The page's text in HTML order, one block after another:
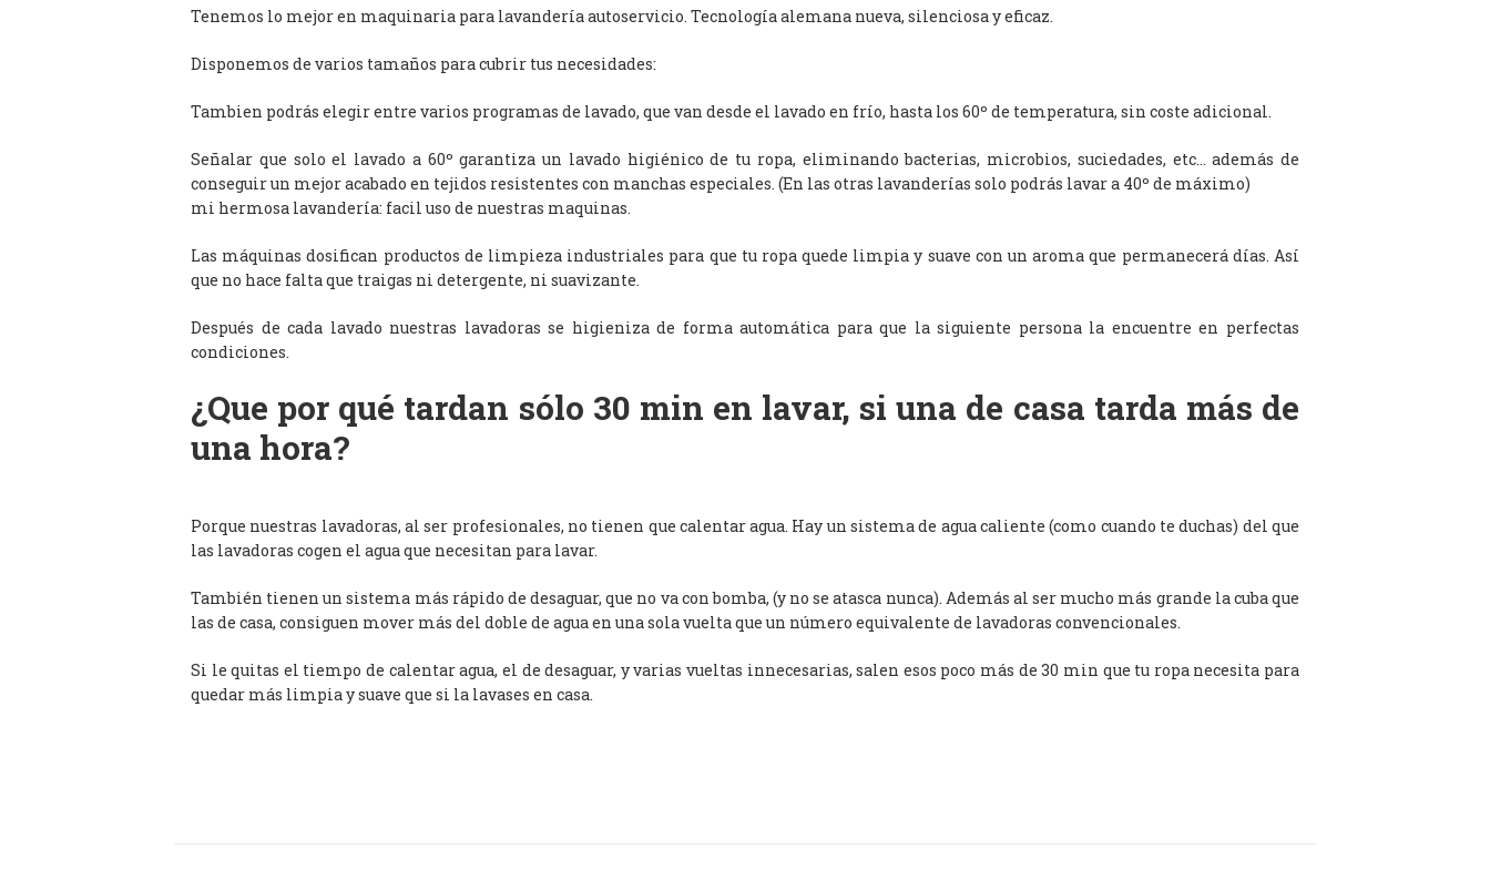
Tenemos lo mejor en maquinaria para lavandería autoservicio. Tecnología alemana nueva, silenciosa y eficaz.
Disponemos de varios tamaños para cubrir tus necesidades:
Tambien podrás elegir entre varios programas de lavado, que van desde el lavado en frío, hasta los 60º de temperatura, sin coste adicional.
Señalar que solo el lavado a 60º garantiza un lavado higiénico de tu ropa, eliminando bacterias, microbios, suciedades, etc… además de
conseguir un mejor acabado en tejidos resistentes con manchas especiales. (En las otras lavanderías solo podrás lavar a 40º de máximo)
mi hermosa lavandería: facil uso de nuestras maquinas.
Las máquinas dosifican productos de limpieza industriales para que tu ropa quede limpia y suave con un aroma que permanecerá días. Así
que no hace falta que traigas ni detergente, ni suavizante.
Después de cada lavado nuestras lavadoras se higieniza de forma automática para que la siguiente persona la encuentre en perfectas
condiciones.
¿Que por qué tardan sólo 30 min en lavar, si una de casa tarda más de
una hora?
Porque nuestras lavadoras, al ser profesionales, no tienen que calentar agua. Hay un sistema de agua caliente (como cuando te duchas) del que
las lavadoras cogen el agua que necesitan para lavar.
También tienen un sistema más rápido de desaguar, que no va con bomba, (y no se atasca nunca). Además al ser mucho más grande la cuba que
las de casa, consiguen mover más del doble de agua en una sola vuelta que un número equivalente de lavadoras convencionales.
Si le quitas el tiempo de calentar agua, el de desaguar, y varias vueltas innecesarias, salen esos poco más de 30 min que tu ropa necesita para
quedar más limpia y suave que si la lavases en casa.